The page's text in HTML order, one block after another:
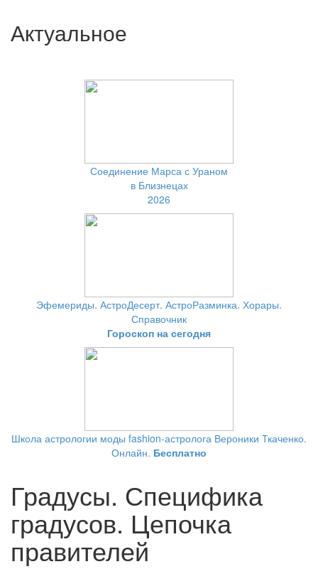
Актуальное
Соединение Марса с Ураном
в Близнецах
2026
Эфемериды. АстроДесерт. АстроРазминка. Хорары.
Справочник
Гороскоп на сегодня
Школа астрологии моды fashion-астролога Вероники Ткаченко.
Онлайн. Бесплатно
Градусы. Специфика
градусов. Цепочка
правителей